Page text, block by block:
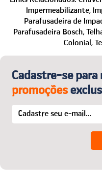
O melhor:
a primeira
detalhes, acesse o menu
compra e no que mais
Telefone: (24) 2221-2353
WhatsApp: (24) 99850-
Impermeabilizante,
Parafusadeira de
Parafusadeira Bosch,
Colonial,
Cadastre-se para
promoções